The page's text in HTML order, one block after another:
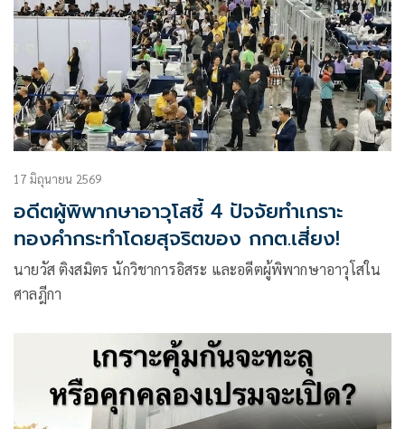
17 มิถุนายน 2569
อดีตผู้พิพากษาอาวุโสชี้ 4 ปัจจัยทำเกราะ
ทองคำกระทำโดยสุจริตของ กกต.เสี่ยง!
นายวัส ติงสมิตร นักวิชาการอิสระ และอดีตผู้พิพากษาอาวุโสใน
ศาลฎีกา